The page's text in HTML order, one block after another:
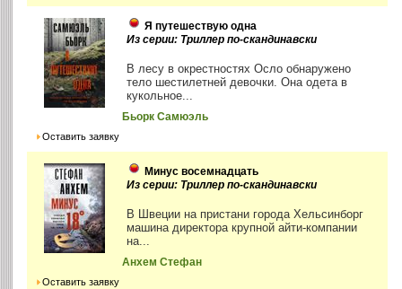
Я путешествую одна
Из серии: Триллер по-скандинавски
В лесу в окрестностях Осло обнаружено
тело шестилетней девочки. Она одета в
кукольное...
Бьорк Самюэль
Оставить заявку
Минус восемнадцать
Из серии: Триллер по-скандинавски
В Швеции на пристани города Хельсинборг
машина директора крупной айти-компании
на...
Анхем Стефан
Оставить заявку